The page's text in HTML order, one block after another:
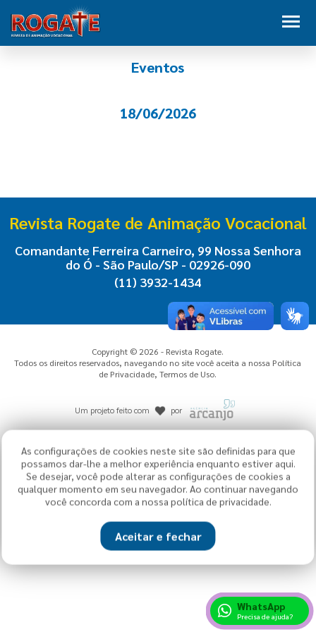
As configurações de cookies neste site são definidas para que
possamos dar-lhe a melhor experiência enquanto estiver aqui.
Se desejar, você pode alterar as configurações de cookies a
qualquer momento em seu navegador. Ao continuar navegando
você concorda com a nossa política de privacidade.
Aceitar e fechar
Eventos
18/06/2026
Revista Rogate de Animação Vocacional
Comandante Ferreira Carneiro, 99 Nossa Senhora
do Ó - São Paulo/SP - 02926-090
(11) 3932-1434
Copyright © 2026 - Revista Rogate.
Todos os direitos reservados, navegando no site você aceita a nossa Política
de Privacidade,Termos de Uso.
Um projeto feito com por
WhatsApp
Precisa de ajuda?